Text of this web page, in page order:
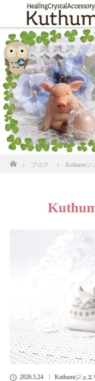
ブログ Kuthumiジ
2026.5.24 Kuthumiジュエ